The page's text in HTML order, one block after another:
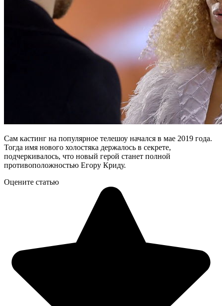
Сам кастинг на популярное телешоу начался в мае 2019 года.
Тогда имя нового холостяка держалось в секрете,
подчеркивалось, что новый герой станет полной
противоположностью Егору Криду.
Оцените статью